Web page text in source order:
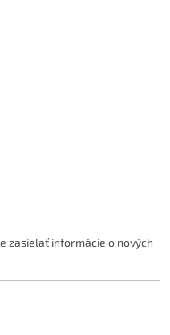
zasielať informácie o nových